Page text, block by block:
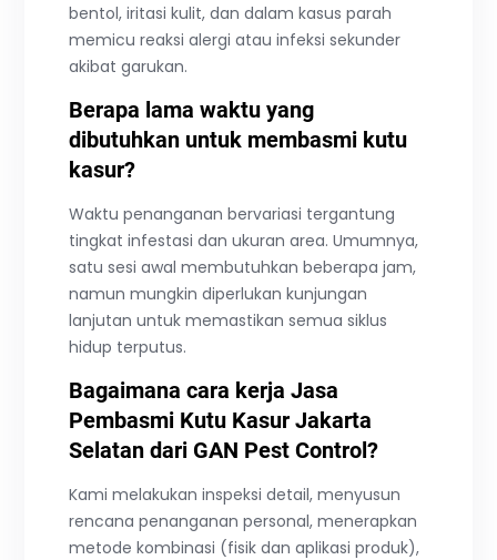
bentol, iritasi kulit, dan dalam kasus parah
memicu reaksi alergi atau infeksi sekunder
akibat garukan.
Berapa lama waktu yang
dibutuhkan untuk membasmi kutu
kasur?
Waktu penanganan bervariasi tergantung
tingkat infestasi dan ukuran area. Umumnya,
satu sesi awal membutuhkan beberapa jam,
namun mungkin diperlukan kunjungan
lanjutan untuk memastikan semua siklus
hidup terputus.
Bagaimana cara kerja Jasa
Pembasmi Kutu Kasur Jakarta
Selatan dari GAN Pest Control?
Kami melakukan inspeksi detail, menyusun
rencana penanganan personal, menerapkan
metode kombinasi (fisik dan aplikasi produk),